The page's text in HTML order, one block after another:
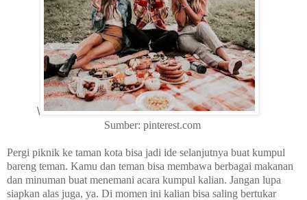
\
Sumber: pinterest.com
Pergi piknik ke taman kota bisa jadi ide selanjutnya buat kumpul
bareng teman. Kamu dan teman bisa membawa berbagai makanan
dan minuman buat menemani acara kumpul kalian. Jangan lupa
siapkan alas juga, ya. Di momen ini kalian bisa saling bertukar